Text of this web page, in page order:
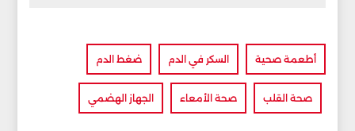
أطعمة صحية السكر في الدم ضغط الدم
صحة القلب صحة الأمعاء الجهاز الهضمي